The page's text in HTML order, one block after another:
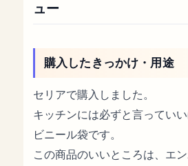
ュー
購入したきっかけ・用途
セリアで購入しました。
キッチンには必ずと言ってい
ビニール袋です。
この商品のいいところは、エ